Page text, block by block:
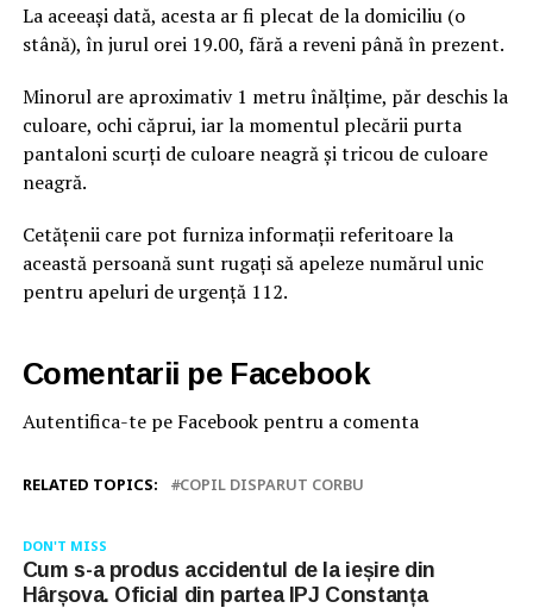
La aceeași dată, acesta ar fi plecat de la domiciliu (o
stână), în jurul orei 19.00, fără a reveni până în prezent.
Minorul are aproximativ 1 metru înălțime, păr deschis la
culoare, ochi căprui, iar la momentul plecării purta
pantaloni scurți de culoare neagră și tricou de culoare
neagră.
Cetățenii care pot furniza informații referitoare la
această persoană sunt rugați să apeleze numărul unic
pentru apeluri de urgență 112.
Comentarii pe Facebook
Autentifica-te pe Facebook pentru a comenta
RELATED TOPICS: COPIL DISPARUT CORBU
DON'T MISS
Cum s-a produs accidentul de la ieșire din
Hârșova. Oficial din partea IPJ Constanța